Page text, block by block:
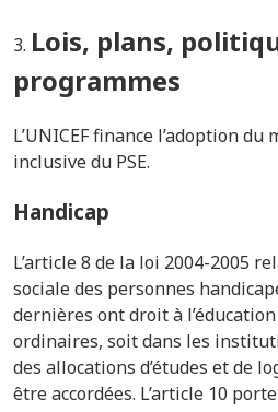
Lois, plans,
programmes
L’UNICEF finance l’adoption du
inclusive du PSE.
Handicap
L’article 8 de la loi 2004-2005
sociale des personnes
dernières ont droit à
ordinaires, soit dans les
des allocations d’études et de
être accordées. L’article 10